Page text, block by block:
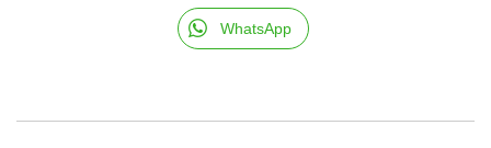
WhatsApp